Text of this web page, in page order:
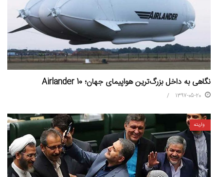
نگاهی به داخل بزرگ‌ترین هواپیمای جهان؛ Airlander 10
1397-05-20
واریته